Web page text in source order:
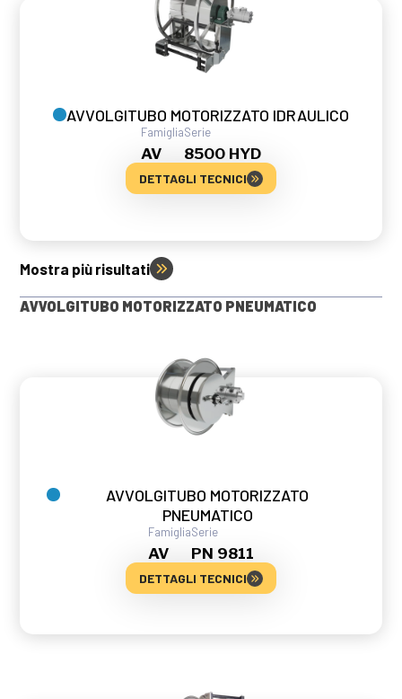
AVVOLGITUBO MOTORIZZATO IDRAULICO
Famiglia
AV
Serie
8500 HYD
DETTAGLI TECNICI
Mostra più risultati
AVVOLGITUBO MOTORIZZATO PNEUMATICO
AVVOLGITUBO MOTORIZZATO
PNEUMATICO
Famiglia
AV
Serie
PN 9811
DETTAGLI TECNICI